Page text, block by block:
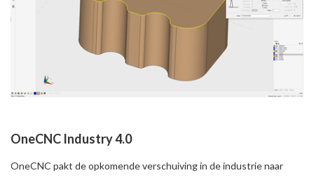
OneCNC Industry 4.0
OneCNC pakt de opkomende verschuiving in de industrie naar